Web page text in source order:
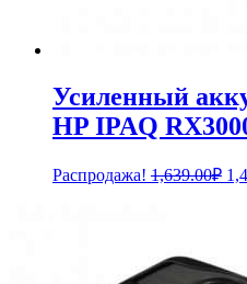
Усиленный
HP IPAQ
Распродажа! 1,639.00₽